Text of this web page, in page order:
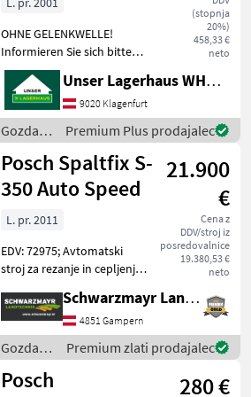
(stopnja
20%)
458,33 €
neto
OHNE GELENKWELLE!
Informieren Sie sich bitte
vor Fahrt-Antritt
telefonisch, ob die von
Ihnen angefragte Maschine
aktuell bei uns am Lager
steht. Wir inserieren auc
Unser Lagerhaus WHG, Kärnten, Klagenfurt
9020 Klagenfurt
Gozdarska
in
lesarska
mehanizacija
/ Posch
Premium Plus prodajalec
Posch Spaltfix S-
350 Auto Speed
21.900
€
Cena z
DDV/stroj iz
posredovalnice
19.380,53 €
neto
L. pr. 2011
EDV: 72975; Avtomatski
stroj za rezanje in cepljenje -
dovajanje hlodov + valjčni
transporter - Izmetni
transportni trak, sestavljen
iz več delo
Schwarzmayr Landtechnik GmbH - Gampern
4851 Gampern
Gozdarska
in
lesarska
Premium zlati prodajalec
Posch
280 €